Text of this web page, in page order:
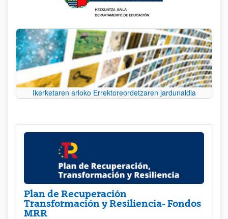
Ikerketaren arloko Errektoreordetzaren jardunaldia
Plan de Recuperación
Transformación y Resiliencia- Fondos
MRR